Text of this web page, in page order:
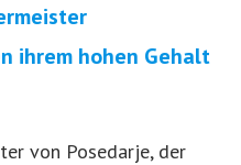
ihrem hohen Gehalt
von Posedarje, der